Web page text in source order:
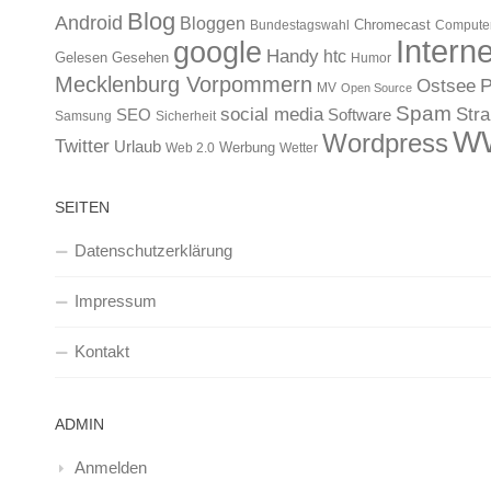
Android Blog Bloggen Bundestagswahl Chromecast
Gelesen Gesehen google Handy htc Humor
Mecklenburg Vorpommern MV Open Source Ostsee
Samsung SEO Sicherheit social media Software Spam
Twitter Urlaub Web 2.0 Werbung Wetter Wordpress
SEITEN
Datenschutzerklärung
Impressum
Kontakt
ADMIN
Anmelden